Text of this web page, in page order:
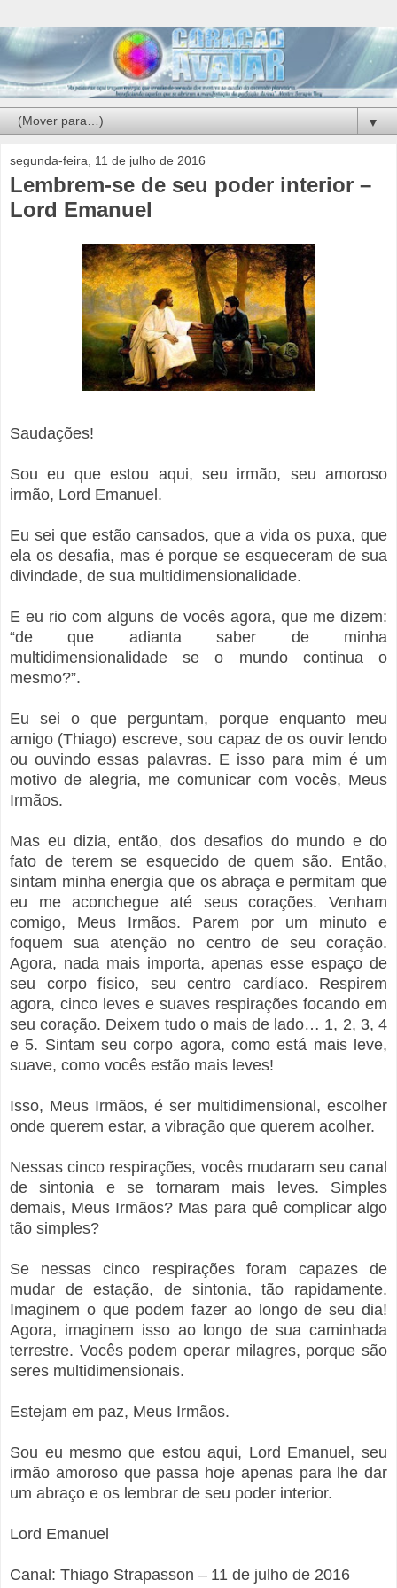
▼
segunda-feira, 11 de julho de 2016
Lembrem-se de seu poder interior –
Lord Emanuel
Saudações!
Sou eu que estou aqui, seu irmão, seu amoroso
irmão, Lord Emanuel.
Eu sei que estão cansados, que a vida os puxa, que
ela os desafia, mas é porque se esqueceram de sua
divindade, de sua multidimensionalidade.
E eu rio com alguns de vocês agora, que me dizem:
“de que adianta saber de minha
multidimensionalidade se o mundo continua o
mesmo?”.
Eu sei o que perguntam, porque enquanto meu
amigo (Thiago) escreve, sou capaz de os ouvir lendo
ou ouvindo essas palavras. E isso para mim é um
motivo de alegria, me comunicar com vocês, Meus
Irmãos.
Mas eu dizia, então, dos desafios do mundo e do
fato de terem se esquecido de quem são. Então,
sintam minha energia que os abraça e permitam que
eu me aconchegue até seus corações. Venham
comigo, Meus Irmãos. Parem por um minuto e
foquem sua atenção no centro de seu coração.
Agora, nada mais importa, apenas esse espaço de
seu corpo físico, seu centro cardíaco. Respirem
agora, cinco leves e suaves respirações focando em
seu coração. Deixem tudo o mais de lado… 1, 2, 3, 4
e 5. Sintam seu corpo agora, como está mais leve,
suave, como vocês estão mais leves!
Isso, Meus Irmãos, é ser multidimensional, escolher
onde querem estar, a vibração que querem acolher.
Nessas cinco respirações, vocês mudaram seu canal
de sintonia e se tornaram mais leves. Simples
demais, Meus Irmãos? Mas para quê complicar algo
tão simples?
Se nessas cinco respirações foram capazes de
mudar de estação, de sintonia, tão rapidamente.
Imaginem o que podem fazer ao longo de seu dia!
Agora, imaginem isso ao longo de sua caminhada
terrestre. Vocês podem operar milagres, porque são
seres multidimensionais.
Estejam em paz, Meus Irmãos.
Sou eu mesmo que estou aqui, Lord Emanuel, seu
irmão amoroso que passa hoje apenas para lhe dar
um abraço e os lembrar de seu poder interior.
Lord Emanuel
Canal: Thiago Strapasson – 11 de julho de 2016